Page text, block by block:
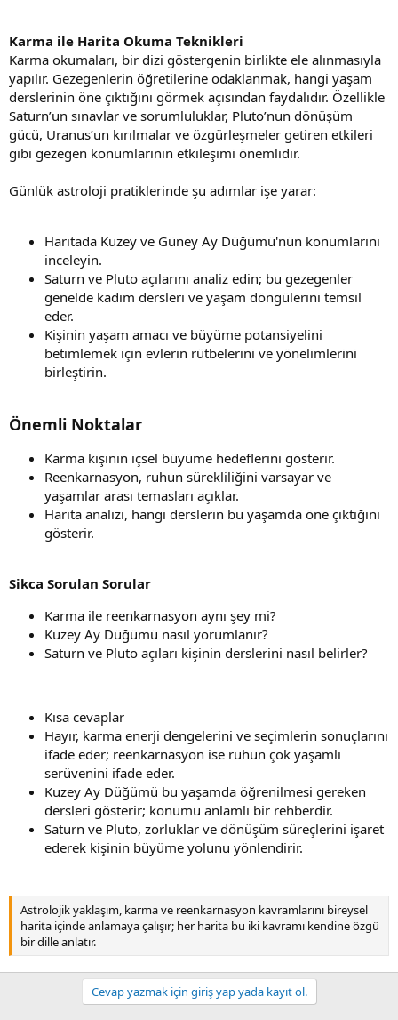
Karma ile Harita Okuma Teknikleri
Karma okumaları, bir dizi göstergenin birlikte ele alınmasıyla
yapılır. Gezegenlerin öğretilerine odaklanmak, hangi yaşam
derslerinin öne çıktığını görmek açısından faydalıdır. Özellikle
Saturn’un sınavlar ve sorumluluklar, Pluto’nun dönüşüm
gücü, Uranus’un kırılmalar ve özgürleşmeler getiren etkileri
gibi gezegen konumlarının etkileşimi önemlidir.
Günlük astroloji pratiklerinde şu adımlar işe yarar:
Haritada Kuzey ve Güney Ay Düğümü'nün konumlarını
inceleyin.
Saturn ve Pluto açılarını analiz edin; bu gezegenler
genelde kadim dersleri ve yaşam döngülerini temsil
eder.
Kişinin yaşam amacı ve büyüme potansiyelini
betimlemek için evlerin rütbelerini ve yönelimlerini
birleştirin.
Önemli Noktalar
Karma kişinin içsel büyüme hedeflerini gösterir.
Reenkarnasyon, ruhun sürekliliğini varsayar ve
yaşamlar arası temasları açıklar.
Harita analizi, hangi derslerin bu yaşamda öne çıktığını
gösterir.
Sikca Sorulan Sorular
Karma ile reenkarnasyon aynı şey mi?
Kuzey Ay Düğümü nasıl yorumlanır?
Saturn ve Pluto açıları kişinin derslerini nasıl belirler?
Kısa cevaplar
Hayır, karma enerji dengelerini ve seçimlerin sonuçlarını
ifade eder; reenkarnasyon ise ruhun çok yaşamlı
serüvenini ifade eder.
Kuzey Ay Düğümü bu yaşamda öğrenilmesi gereken
dersleri gösterir; konumu anlamlı bir rehberdir.
Saturn ve Pluto, zorluklar ve dönüşüm süreçlerini işaret
ederek kişinin büyüme yolunu yönlendirir.
Astrolojik yaklaşım, karma ve reenkarnasyon kavramlarını bireysel
harita içinde anlamaya çalışır; her harita bu iki kavramı kendine özgü
bir dille anlatır.
Cevap yazmak için giriş yap yada kayıt ol.